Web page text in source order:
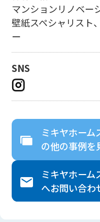
マンションリノベー
壁紙スペシャリスト
ー
SNS
ミキヤホーム
の他の事例を
ミキヤホーム
へお問い合わ